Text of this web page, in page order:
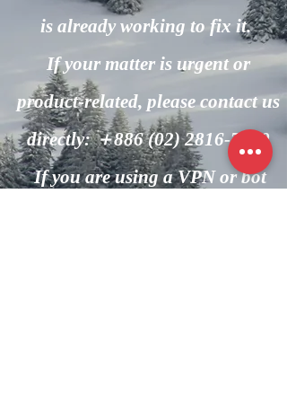
is already working to fix it.
If your matter is urgent or
product-related, please contact us
directly: ＋886(02) 2816-7600
If you are using a VPN or bot